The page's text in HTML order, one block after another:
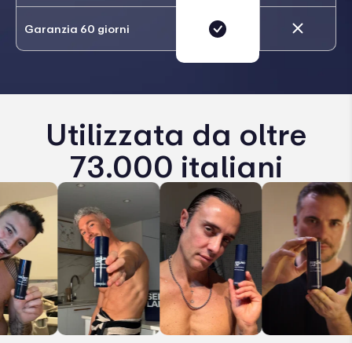
Garanzia 60 giorni
Utilizzata da oltre
73.000 italiani